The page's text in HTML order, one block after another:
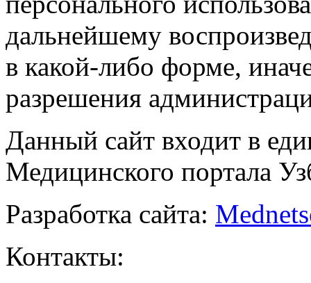
дальнейшему
в какой-либо форме,
разрешения
Данный сайт входит в
Медицинского портала
Разработка сайта:
Контакты: